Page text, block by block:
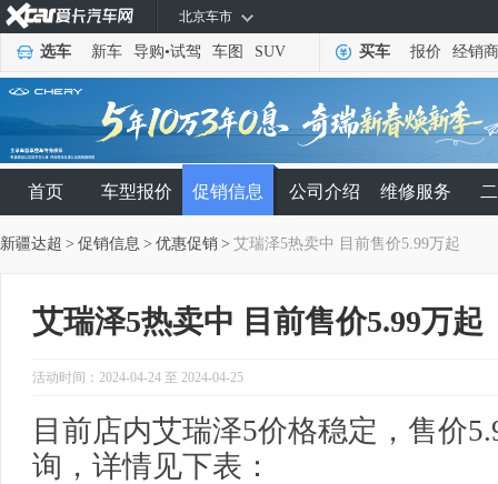
北京车市
选车 新车 导购•试驾 车图 SUV 买车 报价 经销商
首页 车型报价 促销信息 公司介绍 维修服务
新疆达超 > 促销信息 > 优惠促销 > 艾瑞泽5热卖中 目前售价5.99万起
艾瑞泽5热卖中 目前售价5.99万起
活动时间：2024-04-24 至 2024-04-25
目前店内艾瑞泽5价格稳定，售价
询，详情见下表：